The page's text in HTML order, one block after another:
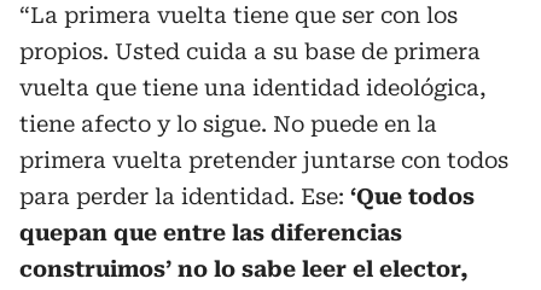
“La primera vuelta tiene que ser con los
propios. Usted cuida a su base de primera
vuelta que tiene una identidad ideológica,
tiene afecto y lo sigue. No puede en la
primera vuelta pretender juntarse con todos
para perder la identidad. Ese: ‘Que todos
quepan que entre las diferencias
construimos’ no lo sabe leer el elector,